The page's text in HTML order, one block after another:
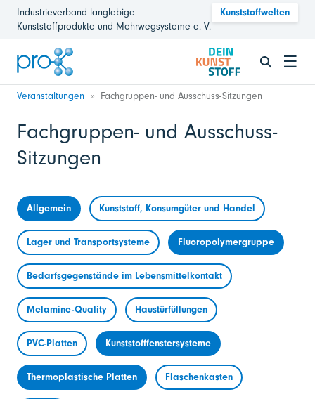
Industrieverband langlebige
Kunststoffprodukte und Mehrwegsysteme e. V.
Kunststoffwelten
☰
Veranstaltungen Fachgruppen- und Ausschuss-Sitzungen
Fachgruppen- und Ausschuss-
Sitzungen
Allgemein Kunststoff, Konsumgüter und Handel
Lager und Transportsysteme Fluoropolymergruppe
Bedarfsgegenstände im Lebensmittelkontakt
Melamine-Quality Haustürfüllungen
PVC-Platten Kunststofffenstersysteme
Thermoplastische Platten Flaschenkasten